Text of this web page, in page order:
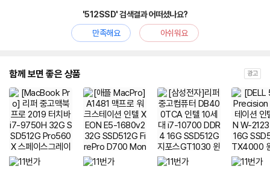
'512SSD' 검색결과 어떠셨나요?
만족해요
아쉬워요
함께 보면 좋은 상품 광고